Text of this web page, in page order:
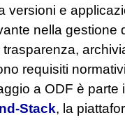
versioni e
nella gestione
requisiti
a ODF è parte
Stack, la